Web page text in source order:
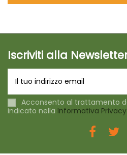
Iscriviti alla
Acconsento al trattamento
indicato nella Informativa Privacy